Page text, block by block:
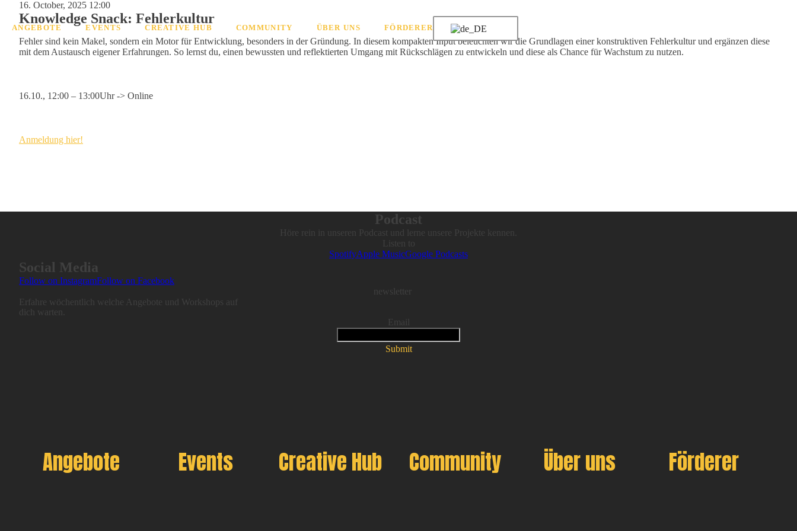
ANGEBOTE EVENTS CREATIVE HUB COMMUNITY ÜBER UNS FÖRDERER
16. October, 2025 12:00
Knowledge Snack: Fehlerkultur
Fehler sind kein Makel, sondern ein Motor für Entwicklung, besonders in der Gründung. In diesem kompakten Input beleuchten wir die Grundlagen einer konstruktiven Fehlerkultur und ergänzen diese
mit dem Austausch eigener Erfahrungen. So lernst du, einen bewussten und reflektierten Umgang mit Rückschlägen zu entwickeln und diese als Chance für Wachstum zu nutzen.​
16.10., 12:00 – 13:00Uhr -> Online
Anmeldung hier!
Podcast
Höre rein in unseren Podcast und lerne unsere Projekte kennen.
Listen to
SpotifyApple MusicGoogle Podcasts
Social Media
Follow on InstagramFollow on Facebook
newsletter
Erfahre wöchentlich welche Angebote und Workshops auf
dich warten.
Email
Submit
Angebote Events Creative Hub Community Über uns Förderer